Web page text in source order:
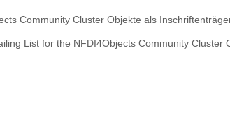
Community Cluster Objekte als
List for the NFDI4Objects Community Cluster